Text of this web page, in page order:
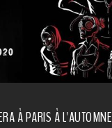
À PARIS À L'AUTOMNE